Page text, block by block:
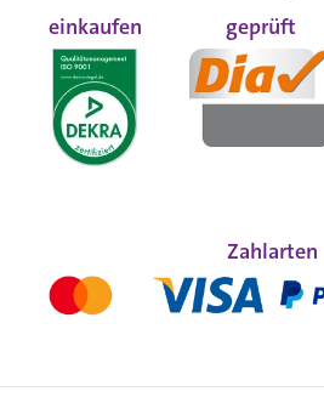
einkaufen
geprüft
Zahlarten